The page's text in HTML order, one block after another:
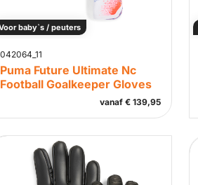
baby`s / peuters
042064_11
Puma Future Ultimate Nc
Football Goalkeeper Gloves
vanaf € 139,95